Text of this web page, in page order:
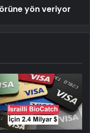
yön veriyor